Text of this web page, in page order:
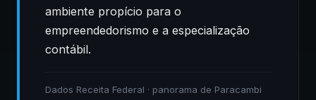
ambiente propício para o
empreendedorismo e a especialização
contábil.
Dados Receita Federal · panorama de Paracambi